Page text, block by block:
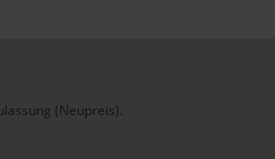
(Neupreis).